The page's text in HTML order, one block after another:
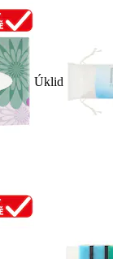
Úklid